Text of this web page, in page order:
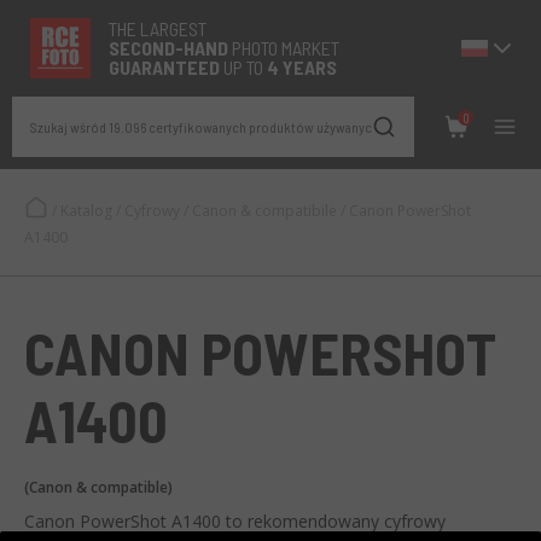
THE LARGEST
SECOND-HAND PHOTO MARKET
GUARANTEED UP TO 4 YEARS
Szukaj wśród 19.096 certyfikowanych produktów używanych
0
CANON POWERSHOT
A1400
(Canon & compatible)
Canon PowerShot A1400 to rekomendowany cyfrowy